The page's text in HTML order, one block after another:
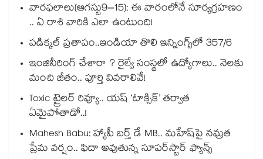
వారఫలాలు(ఆగస్టు9–15): ఈ వారంలోనే సూర్యగ్రహణం
.. ఏ రాశి వారికి ఎలా ఉంటుంది!
పడిక్కల్‌‌ ప్రతాపం..ఇండియా తొలి ఇన్నింగ్స్‌‌లో 357/6
ఇంజినీరింగ్ చేశారా ? రైల్వే సంస్థలో ఉద్యోగాలు.. నెలకు
మంచి జీతం.. పూర్తి వివరాలివే!
Toxic ట్రైలర్ రివ్యూ.. యష్ ‘టాక్సిక్’ తర్వాత
ఏమైపోతాడో..!
Mahesh Babu: హ్యాపీ బర్త్ డే MB.. మహేష్‌పై నమ్రత
ప్రేమ వర్షం.. ఫిదా అవుతున్న సూపర్‌స్టార్ ఫ్యాన్స్